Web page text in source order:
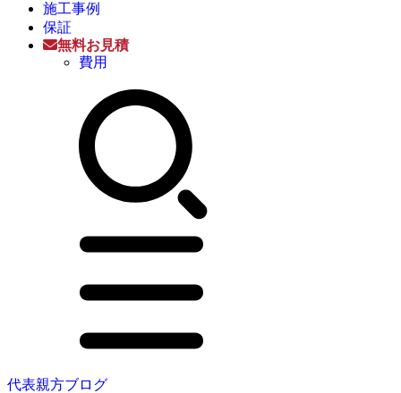
施工事例
保証
無料お見積
費用
代表親方ブログ